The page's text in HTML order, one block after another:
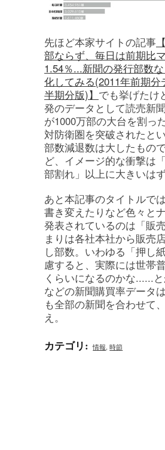
先ほど本家サイトの記事
部ならず、毎日は前期比
1.54％...新聞の発行部数
化してみる(2011年前期分
半期分版)】 でも挙げたけ
発のデータとして読売新
が1000万部の大台を割っ
対防衛圏を突破されたとい
部数減退数は大したもの
ど、イメージ的な衝撃は
部割れ」以上に大きいはず
あと本記事のタイトルで
書き変えたりなど色々とナ
発表されているのは「販
まりは各社本社から販売
し部数。いわゆる「押し
慮すると、実際には世帯
くらいになるのかな......
などの新聞購買率データ
も全部の新聞を合わせて
え。
カテゴリ: 情報, 時節